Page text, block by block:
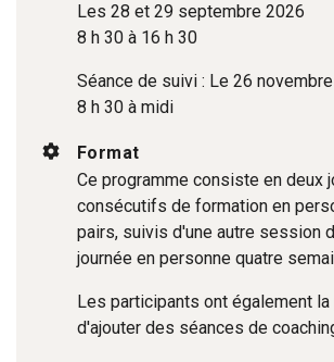
Les 28 et 29 septembre 2026
8 h 30 à 16 h 30
Séance de suivi : Le 26
8 h 30 à midi
Format
Ce programme consiste en deux
consécutifs de formation en
pairs, suivis d'une autre session
journée en personne quatre
Les participants ont également
d'ajouter des séances de